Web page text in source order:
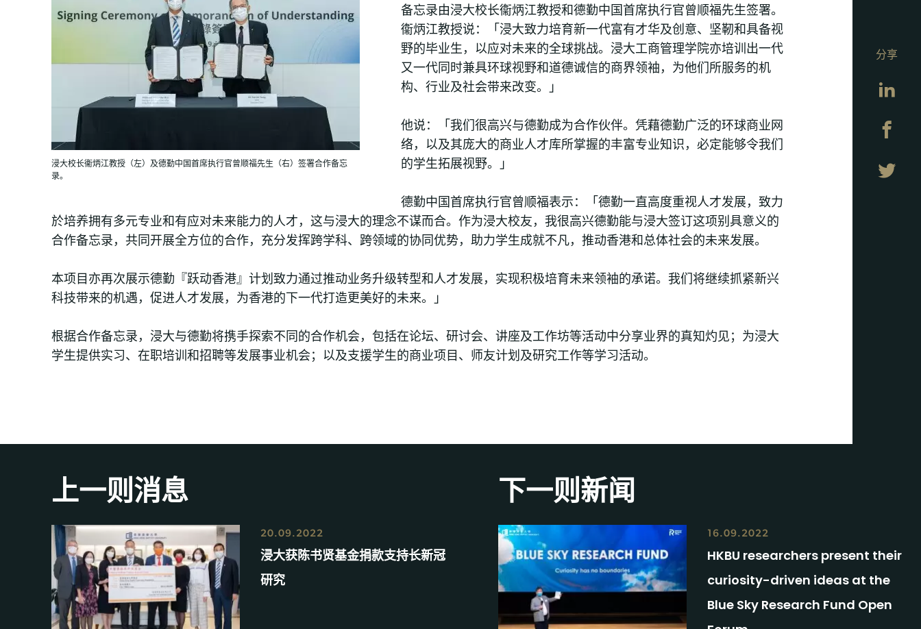
浸大校长衞炳江教授（左）及德勤中国首席执行官曾顺福先生（右）签署合作备忘
录。
备忘录由浸大校长衞炳江教授和德勤中国首席执行官曾顺福先生签署。
衞炳江教授说：「浸大致力培育新一代富有才华及创意、坚靭和具备视
野的毕业生，以应对未来的全球挑战。浸大工商管理学院亦培训出一代
又一代同时兼具环球视野和道德诚信的商界领袖，为他们所服务的机
构、行业及社会带来改变。」
他说：「我们很高兴与德勤成为合作伙伴。凭藉德勤广泛的环球商业网
络，以及其庞大的商业人才库所掌握的丰富专业知识，必定能够令我们
的学生拓展视野。」
德勤中国首席执行官曾顺福表示：「德勤一直高度重视人才发展，致力
於培养拥有多元专业和有应对未来能力的人才，这与浸大的理念不谋而合。作为浸大校友，我很高兴德勤能与浸大签订这项别具意义的
合作备忘录，共同开展全方位的合作，充分发挥跨学科、跨领域的协同优势，助力学生成就不凡，推动香港和总体社会的未来发展。
本项目亦再次展示德勤『跃动香港』计划致力通过推动业务升级转型和人才发展，实现积极培育未来领袖的承诺。我们将继续抓紧新兴
科技带来的机遇，促进人才发展，为香港的下一代打造更美好的未来。」
根据合作备忘录，浸大与德勤将携手探索不同的合作机会，包括在论坛、研讨会、讲座及工作坊等活动中分享业界的真知灼见；为浸大
学生提供实习、在职培训和招聘等发展事业机会；以及支援学生的商业项目、师友计划及研究工作等学习活动。
分享
上一则消息
20.09.2022
浸大获陈书贤基金捐款支持长新冠
研究
下一则新闻
16.09.2022
HKBU researchers present their
curiosity-driven ideas at the
Blue Sky Research Fund Open